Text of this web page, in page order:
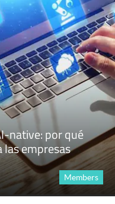
native: por qué
las empresas
Members